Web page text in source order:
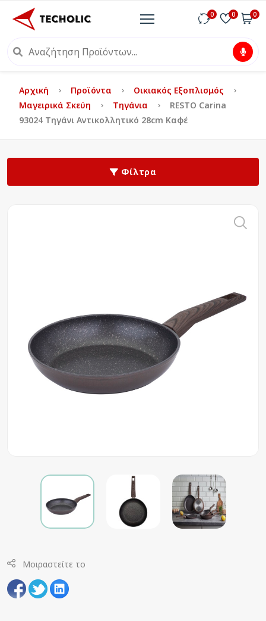
0 0 0
Αρχική Προϊόντα
Οικιακός Εξοπλισμός
Μαγειρικά Σκεύη
Τηγάνια
RESTO Carina
93024 Τηγάνι Αντικολλητικό 28cm Καφέ
Φίλτρα
Μοιραστείτε το